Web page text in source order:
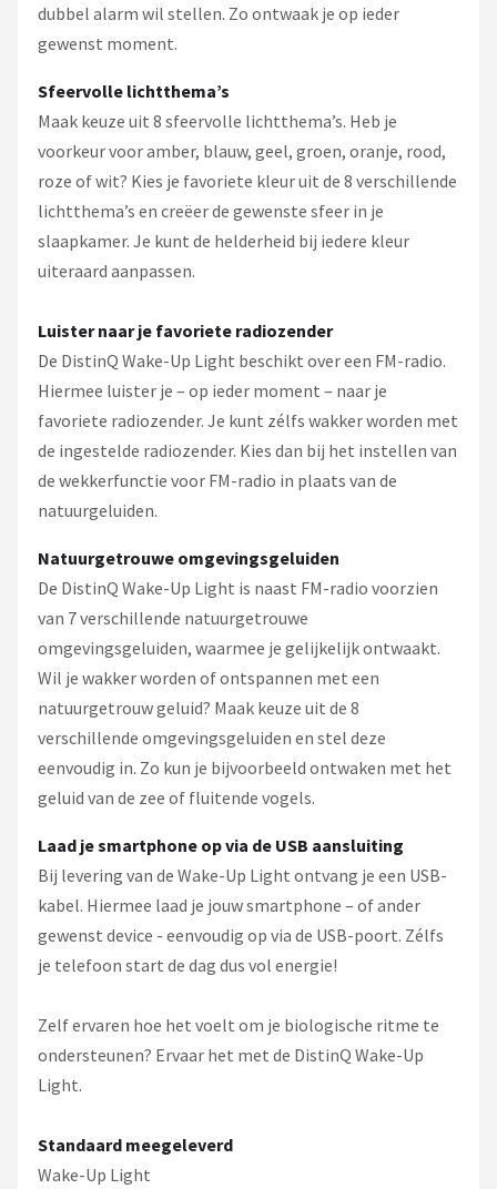
dubbel alarm wil stellen. Zo ontwaak je op ieder
gewenst moment.
Sfeervolle lichtthema’s
Maak keuze uit 8 sfeervolle lichtthema’s. Heb je
voorkeur voor amber, blauw, geel, groen, oranje, rood,
roze of wit? Kies je favoriete kleur uit de 8 verschillende
lichtthema’s en creëer de gewenste sfeer in je
slaapkamer. Je kunt de helderheid bij iedere kleur
uiteraard aanpassen.
Luister naar je favoriete radiozender
De DistinQ Wake-Up Light beschikt over een FM-radio.
Hiermee luister je – op ieder moment – naar je
favoriete radiozender. Je kunt zélfs wakker worden met
de ingestelde radiozender. Kies dan bij het instellen van
de wekkerfunctie voor FM-radio in plaats van de
natuurgeluiden.
Natuurgetrouwe omgevingsgeluiden
De DistinQ Wake-Up Light is naast FM-radio voorzien
van 7 verschillende natuurgetrouwe
omgevingsgeluiden, waarmee je gelijkelijk ontwaakt.
Wil je wakker worden of ontspannen met een
natuurgetrouw geluid? Maak keuze uit de 8
verschillende omgevingsgeluiden en stel deze
eenvoudig in. Zo kun je bijvoorbeeld ontwaken met het
geluid van de zee of fluitende vogels.
Laad je smartphone op via de USB aansluiting
Bij levering van de Wake-Up Light ontvang je een USB-
kabel. Hiermee laad je jouw smartphone – of ander
gewenst device - eenvoudig op via de USB-poort. Zélfs
je telefoon start de dag dus vol energie!
Zelf ervaren hoe het voelt om je biologische ritme te
ondersteunen? Ervaar het met de DistinQ Wake-Up
Light.
Standaard meegeleverd
Wake-Up Light